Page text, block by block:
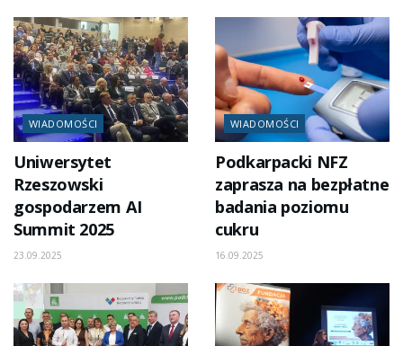
WIADOMOŚCI
Uniwersytet
Rzeszowski
gospodarzem AI
Summit 2025
23.09.2025
WIADOMOŚCI
Podkarpacki NFZ
zaprasza na bezpłatne
badania poziomu
cukru
16.09.2025